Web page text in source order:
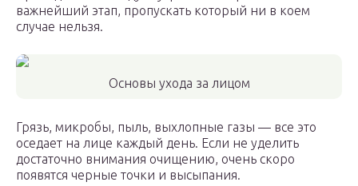
важнейший этап, пропускать который ни в коем
случае нельзя.
Основы ухода за лицом
Грязь, микробы, пыль, выхлопные газы — все это
оседает на лице каждый день. Если не уделить
достаточно внимания очищению, очень скоро
появятся черные точки и высыпания.